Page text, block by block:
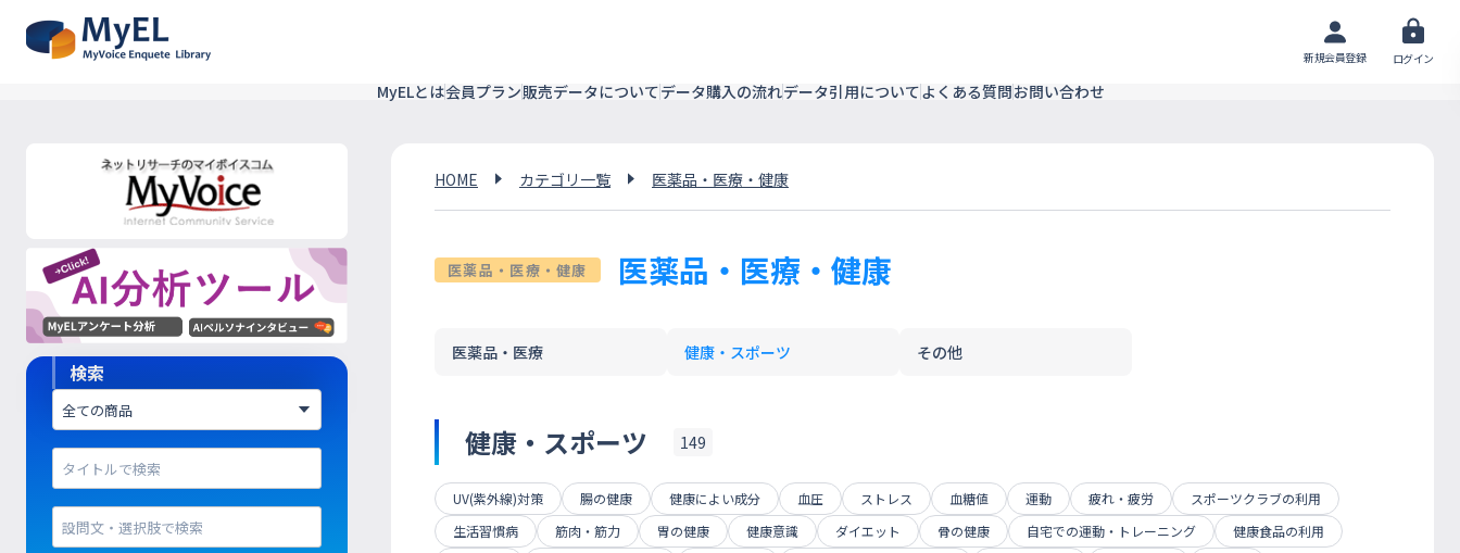
新規会員登録 ログイン
MyELとは会員プラン販売データについてデータ購入の流れデータ引用についてよくある質問お問い合わせ
検索
HOME カテゴリ一覧 医薬品・医療・健康
医薬品・医療・健康 医薬品・医療・健康
医薬品・医療 健康・スポーツ その他
健康・スポーツ 149
UV(紫外線)対策 腸の健康 健康によい成分 血圧 ストレス 血糖値 運動 疲れ・疲労
スポーツクラブの利用
生活習慣病
筋肉・筋力 胃の健康 健康意識 ダイエット 骨の健康 自宅での運動・トレーニング
健康食品の利用